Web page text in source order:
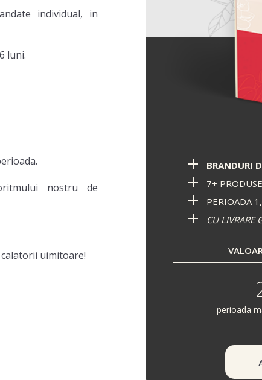
BRANDURI
7+
PERIOADA
CU LIVRARE
perioada
individual, in
luni.
nostru de
uimitoare!